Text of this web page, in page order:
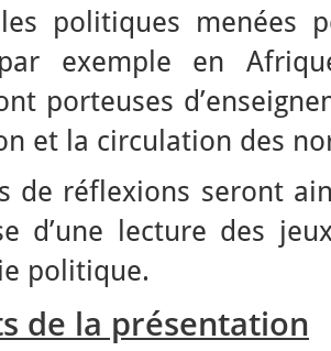
politiques menées
exemple en
porteuses
et la circulation des
de réflexions seront
d’une lecture des
politique.
de la présentation